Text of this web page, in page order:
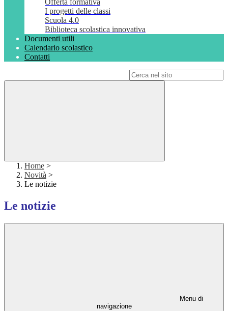
Offerta formativa
I progetti delle classi
Scuola 4.0
Biblioteca scolastica innovativa
Documenti utili
Calendario scolastico
Contatti
Home >
Novità >
Le notizie
Le notizie
Menu di
navigazione